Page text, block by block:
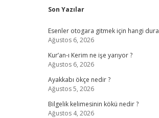
Sidebar
Son Yazılar
Esenler otogara gitmek için hangi
Ağustos 6, 2026
Kur’an-ı Kerim ne işe yarıyor ?
Ağustos 6, 2026
Ayakkabı ökçe nedir ?
Ağustos 5, 2026
Bilgelik kelimesinin kökü nedir ?
Ağustos 4, 2026